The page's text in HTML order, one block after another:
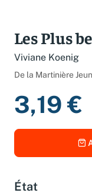
Les Plus
Viviane Koenig
3,19 €